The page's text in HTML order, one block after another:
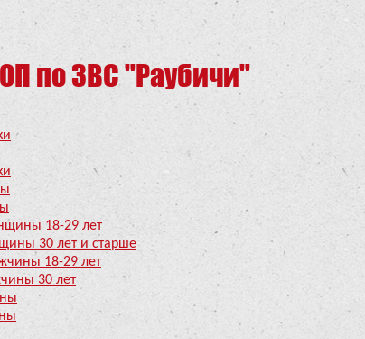
по ЗВС "Раубичи"
18-29 лет
30 лет и старше
18-29 лет
30 лет